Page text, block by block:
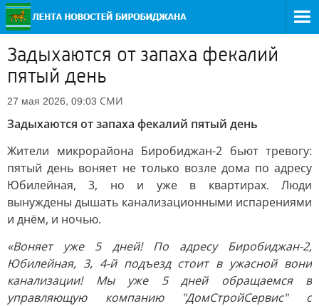
Задыхаются от запаха фекалий
пятый день
27 мая 2026, 09:03 СМИ
Задыхаются от запаха фекалий пятый день
Жители микрорайона Биробиджан-2 бьют тревогу:
пятый день воняет не только возле дома по адресу
Юбилейная, 3, но и уже в квартирах. Люди
вынуждены дышать канализационными испарениями
и днём, и ночью.
«Воняет уже 5 дней! По адресу Биробиджан-2,
Юбилейная, 3, 4-й подъезд стоит в ужасной вони
канализации! Мы уже 5 дней обращаемся в
управляющую компанию "ДомСтройСервис" с